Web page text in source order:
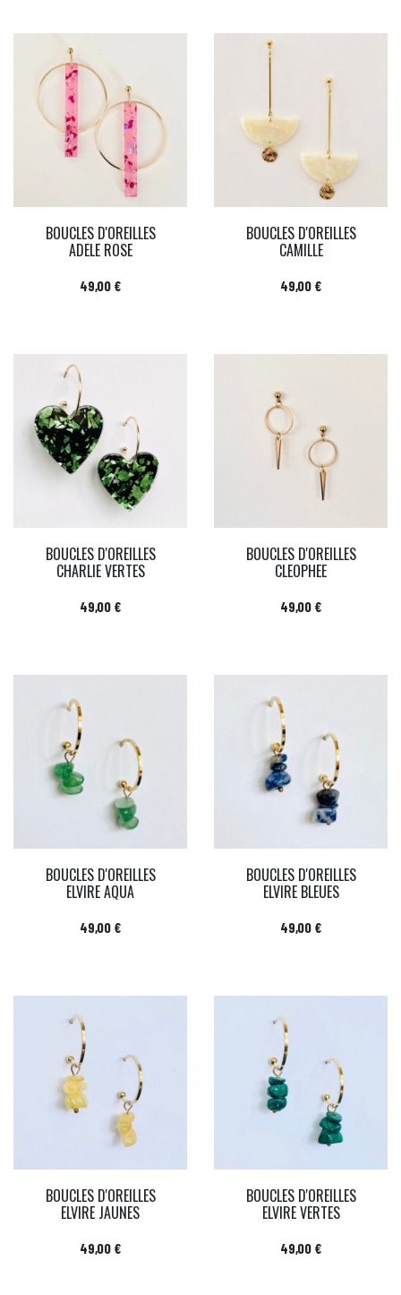
BOUCLES D'OREILLES
ADELE ROSE
Prix
49,00 €
BOUCLES D'OREILLES
CAMILLE
Prix
49,00 €
BOUCLES D'OREILLES
CHARLIE VERTES
Prix
49,00 €
BOUCLES D'OREILLES
CLEOPHEE
Prix
49,00 €
BOUCLES D'OREILLES
ELVIRE AQUA
Prix
49,00 €
BOUCLES D'OREILLES
ELVIRE BLEUES
Prix
49,00 €
BOUCLES D'OREILLES
ELVIRE JAUNES
Prix
49,00 €
BOUCLES D'OREILLES
ELVIRE VERTES
Prix
49,00 €